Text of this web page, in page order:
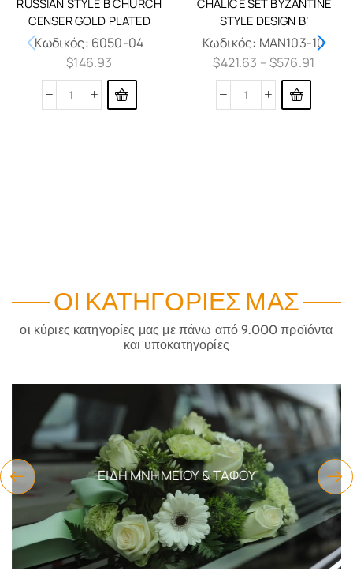
CENSER GOLD PLATED
Κωδικός: 6050-04
$146.93
STYLE DESIGN B’
Κωδικός: MAN103-10
$421.63 –$576.91
ΟΙ ΚΑΤΗΓΟΡΊΕΣ ΜΑΣ
οι κύριες κατηγορίες μας με πάνω από 9.000 προϊόντα
και υποκατηγορίες
ΕΊΔΗ ΜΝΗΜΕΊΟΥ & ΤΆΦΟΥ